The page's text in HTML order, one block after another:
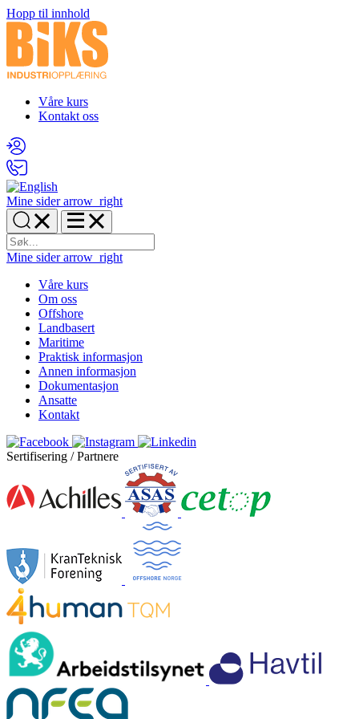
Hopp til innhold
Våre kurs
Kontakt oss
Mine sider arrow_right
Mine sider arrow_right
Våre kurs
Om oss
Offshore
Landbasert
Maritime
Praktisk informasjon
Annen informasjon
Dokumentasjon
Ansatte
Kontakt
Sertifisering / Partnere